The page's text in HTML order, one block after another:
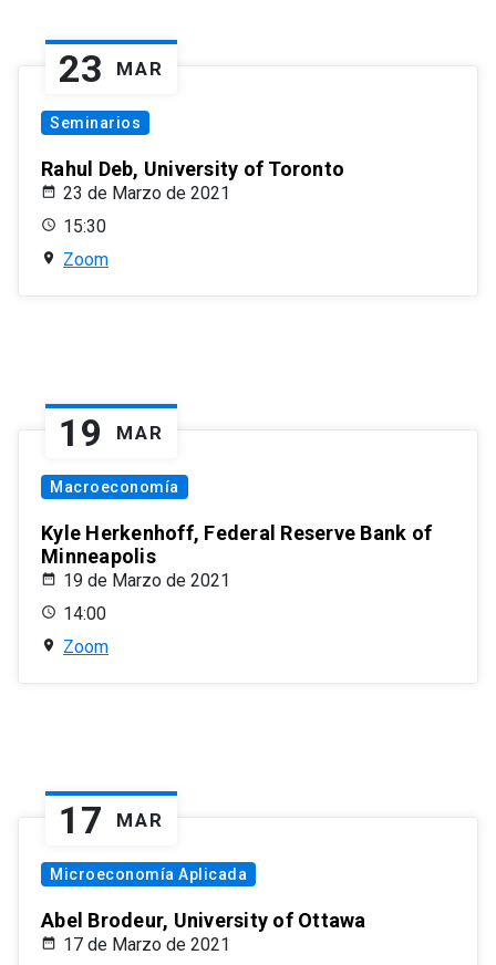
23 MAR
Seminarios
Rahul Deb, University of Toronto
23 de Marzo de 2021
15:30
Zoom
19 MAR
Macroeconomía
Kyle Herkenhoff, Federal Reserve Bank of
Minneapolis
19 de Marzo de 2021
14:00
Zoom
17 MAR
Microeconomía Aplicada
Abel Brodeur, University of Ottawa
17 de Marzo de 2021